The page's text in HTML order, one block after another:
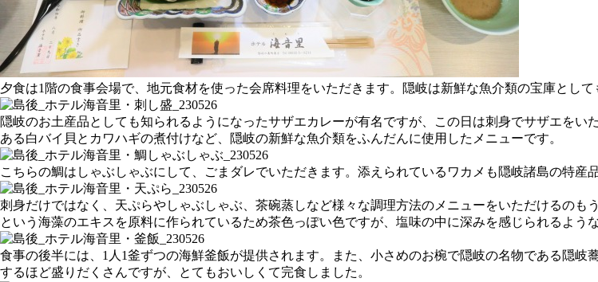
夕食は1階の食事会場で、地元食材を使った会席料理をいただきます。隠岐は新鮮な魚介類の宝庫とし
隠岐のお土産品としても知られるようになったサザエカレーが有名ですが、この日は刺身でサザエを
ある白バイ貝とカワハギの煮付けなど、隠岐の新鮮な魚介類をふんだんに使用したメニューです。
こちらの鯛はしゃぶしゃぶにして、ごまダレでいただきます。添えられているワカメも隠岐諸島の特産
刺身だけではなく、天ぷらやしゃぶしゃぶ、茶碗蒸しなど様々な調理方法のメニューをいただけるの
という海藻のエキスを原料に作られているため茶色っぽい色ですが、塩味の中に深みを感じられるよう
食事の後半には、1人1釜ずつの海鮮釜飯が提供されます。また、小さめのお椀で隠岐の名物である隠
するほど盛りだくさんですが、とてもおいしくて完食しました。